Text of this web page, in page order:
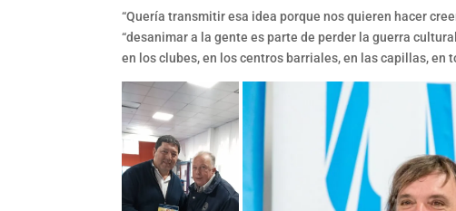
“Quería transmitir esa idea porque nos quieren hacer
“desanimar a la gente es parte de perder la guerra
en los clubes, en los centros barriales, en las capillas, en